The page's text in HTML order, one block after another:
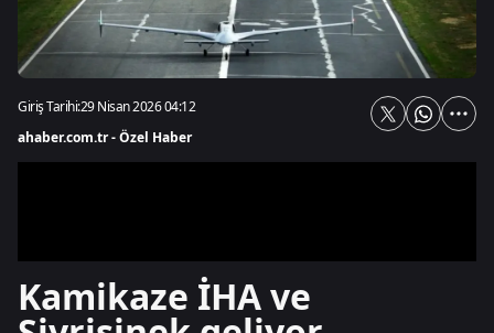
Giriş Tarihi:29 Nisan 2026 04:12
ahaber.com.tr - Özel Haber
Kamikaze İHA ve